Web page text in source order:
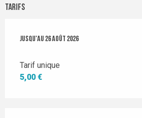
Tarifs
Du8 juillet 2026 au26 août 2026
Jusqu'au 26 août 2026
Tarif unique
5,00 €